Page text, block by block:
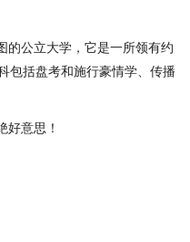
的公立大学，它是一所领有约
包括盘考和施行豪情学、传播
好意思！